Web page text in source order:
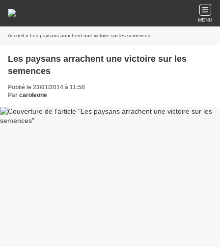
MENU
Accueil » Les paysans arrachent une victoire sur les semences
Les paysans arrachent une victoire sur les
semences
Publié le 23/01/2014 à 11:50
Par caroleone